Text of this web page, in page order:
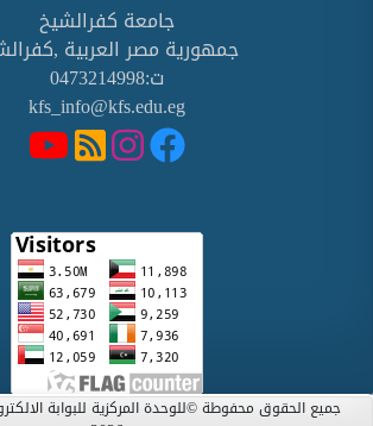
جامعة كفرالشيخ
جمهورية مصر العربية
ت:0473214998
kfs_info@kfs.edu.eg
جميع الحقوق محفوطة ©للوحدة المركزية للبوابة